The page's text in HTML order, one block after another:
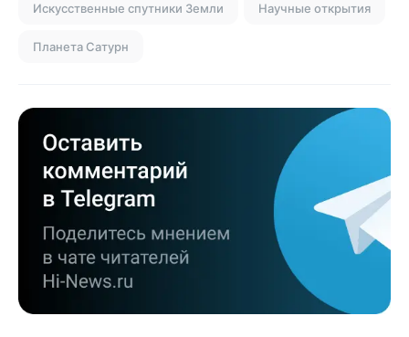
Искусственные спутники Земли Научные открытия
Планета Сатурн